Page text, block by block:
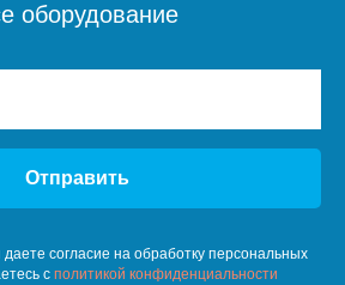
оборудование
Отправить
согласие на обработку персональных
c политикой конфиденциальности